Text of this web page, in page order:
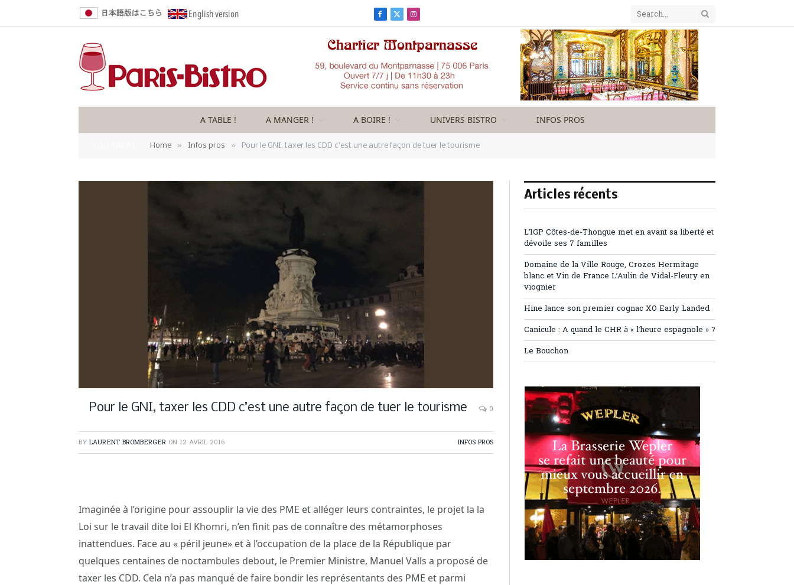
Facebook
X
Instagram
A TABLE ! A MANGER ! A BOIRE ! UNIVERS BISTRO INFOS PROS
Home » Infos pros » Pour le GNI, taxer les CDD c’est une autre façon de tuer le tourisme
Pour le GNI, taxer les CDD c’est une autre façon de tuer le tourisme 0
BY LAURENT BROMBERGER ON 12 AVRIL 2016 INFOS PROS
Imaginée à l’origine pour assouplir la vie des PME et alléger leurs contraintes, le projet la la
Loi sur le travail dite loi El Khomri, n’en finit pas de connaître des métamorphoses
inattendues. Face au « péril jeune» et à l’occupation de la place de la République par
quelques centaines de noctambules debout, le Premier Ministre, Manuel Valls a proposé de
taxer les CDD. Cela n’a pas manqué de faire bondir les représentants des PME et parmi
Articles récents
L’IGP Côtes-de-Thongue met en avant sa liberté et
dévoile ses 7 familles
Domaine de la Ville Rouge, Crozes Hermitage
blanc et Vin de France L’Aulin de Vidal-Fleury en
viognier
Hine lance son premier cognac XO Early Landed
Canicule : A quand le CHR à « l’heure espagnole » ?
Le Bouchon